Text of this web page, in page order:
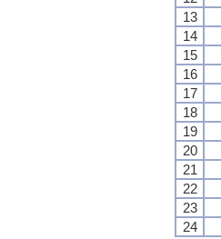
13
14
15
16
17
18
19
20
21
22
23
24